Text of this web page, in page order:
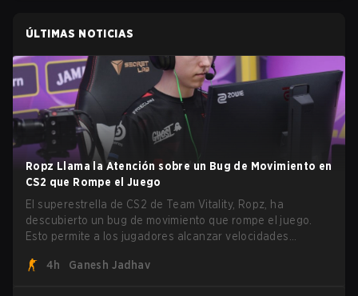
ÚLTIMAS NOTICIAS
Ropz Llama la Atención sobre un Bug de Movimiento en
CS2 que Rompe el Juego
El superestrella de CS2 de Team Vitality, Ropz, ha
descubierto un bug de movimiento que rompe el juego.
Esto permite a los jugadores alcanzar velocidades
4h
Ganesh Jadhav